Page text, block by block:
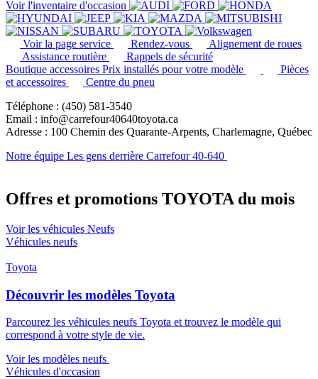
Voir l'inventaire d'occasion
Voir la page service Rendez-vous
Alignement de roues
Assistance routière
Rappels de sécurité
Boutique accessoires Prix installés pour votre modèle
Pièces
et accessoires
Centre du pneu
Téléphone : (450) 581-3540
Email : info@carrefour40640toyota.ca
Adresse : 100 Chemin des Quarante-Arpents, Charlemagne, Québec
Notre équipe Les gens derrière Carrefour 40-640
Offres et promotions TOYOTA du mois
Voir les véhicules Neufs
Véhicules neufs
Toyota
Découvrir les modèles Toyota
Parcourez les véhicules neufs Toyota et trouvez le modèle qui
correspond à votre style de vie.
Voir les modèles neufs
Véhicules d'occasion